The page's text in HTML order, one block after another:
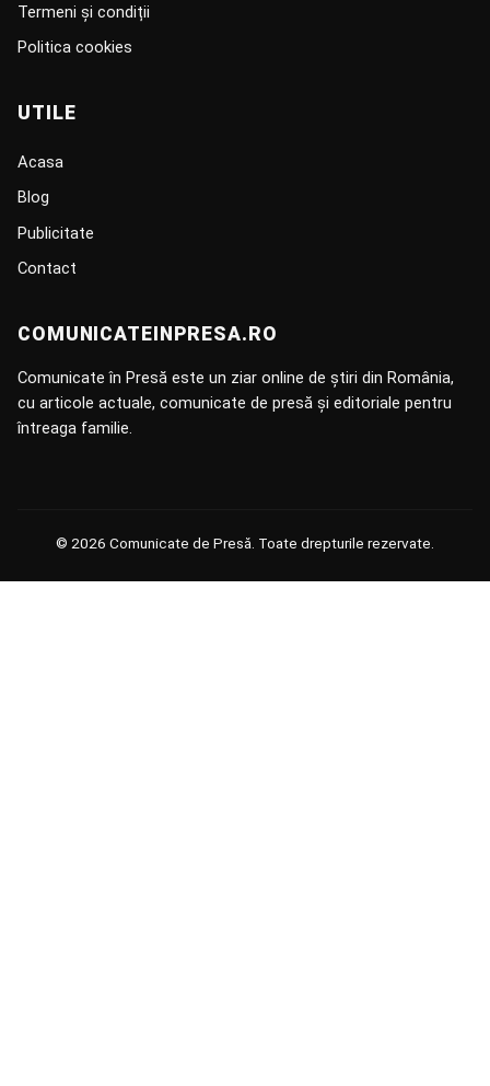
Termeni și condiții
Politica cookies
UTILE
Acasa
Blog
Publicitate
Contact
COMUNICATEINPRESA.RO
Comunicate în Presă este un ziar online de știri din România,
cu articole actuale, comunicate de presă și editoriale pentru
întreaga familie.
© 2026 Comunicate de Presă. Toate drepturile rezervate.